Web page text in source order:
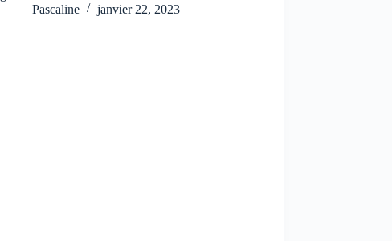
Pascaline
janvier 22, 2023